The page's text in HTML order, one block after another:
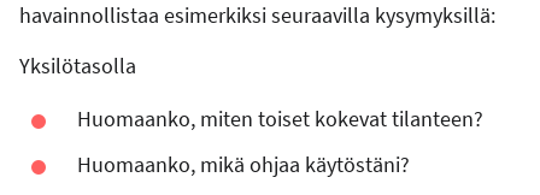
havainnollistaa esimerkiksi seuraavilla kysymyksillä:
Yksilötasolla
Huomaanko, miten toiset kokevat tilanteen?
Huomaanko, mikä ohjaa käytöstäni?